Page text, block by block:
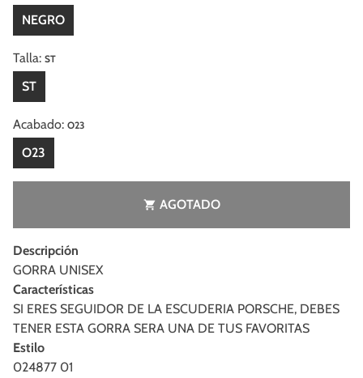
NEGRO
Talla: ST
ST
Acabado: O23
O23
shopping_cart AGOTADO
Descripción
GORRA UNISEX
Características
SI ERES SEGUIDOR DE LA ESCUDERIA PORSCHE, DEBES
TENER ESTA GORRA SERA UNA DE TUS FAVORITAS
Estilo
024877 01